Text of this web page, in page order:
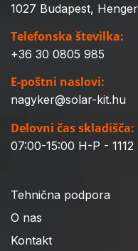
1027 Budapest,
Telefonska številka:
+36 30 0805 985
E-poštni naslovi:
nagyker@solar-kit.hu
Delovni čas skladišča:
07:00-15:00 H-P -
Tehnična podpora
O nas
Kontakt